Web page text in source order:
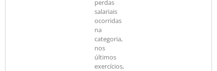
perdas
salariais
ocorridas
na
categoria,
nos
últimos
exercícios,